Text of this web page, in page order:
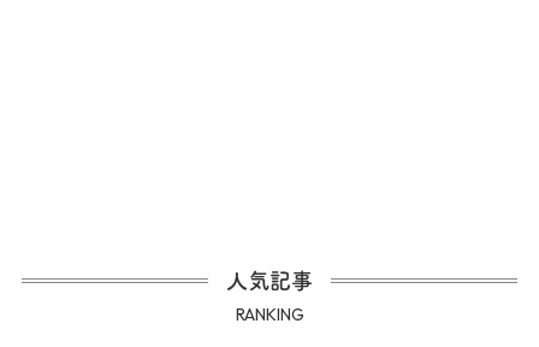
人気記事
RANKING